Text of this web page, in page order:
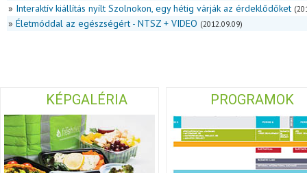
» Interaktív kiállítás nyílt Szolnokon, egy hétig várják az érdeklődőket
» Életmóddal az egészségért - NTSZ + VIDEO (2012.09.09)
KÉPGALÉRIA PROGRAMOK